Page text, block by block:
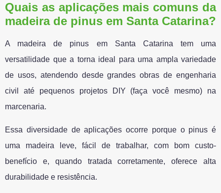
Quais as aplicações mais comuns da
madeira de pinus em Santa Catarina?
A madeira de pinus em Santa Catarina tem uma
versatilidade que a torna ideal para uma ampla variedade
de usos, atendendo desde grandes obras de engenharia
civil até pequenos projetos DIY (faça você mesmo) na
marcenaria.
Essa diversidade de aplicações ocorre porque o pinus é
uma madeira leve, fácil de trabalhar, com bom custo-
benefício e, quando tratada corretamente, oferece alta
durabilidade e resistência.